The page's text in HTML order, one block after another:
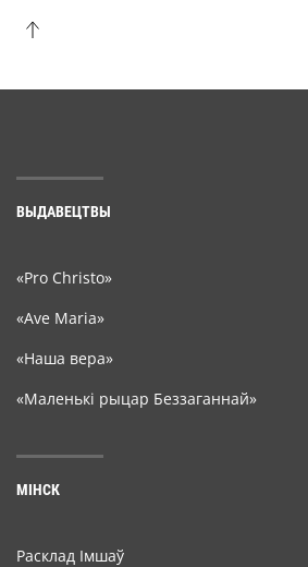
ВЫДАВЕЦТВЫ
«Pro Christo»
«Ave Maria»
«Наша вера»
«Маленькі рыцар Беззаганнай»
МІНСК
Расклад Імшаў